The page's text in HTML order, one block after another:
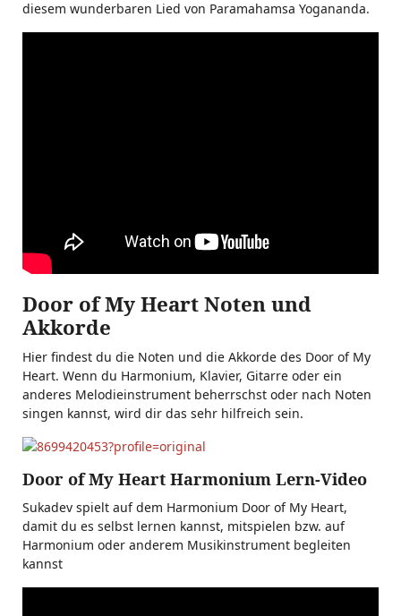
diesem wunderbaren Lied von Paramahamsa Yogananda.
Door of My Heart Noten und
Akkorde
Hier findest du die Noten und die Akkorde des Door of My
Heart. Wenn du Harmonium, Klavier, Gitarre oder ein
anderes Melodieinstrument beherrschst oder nach Noten
singen kannst, wird dir das sehr hilfreich sein.
Door of My Heart Harmonium Lern-Video
Sukadev spielt auf dem Harmonium Door of My Heart,
damit du es selbst lernen kannst, mitspielen bzw. auf
Harmonium oder anderem Musikinstrument begleiten
kannst